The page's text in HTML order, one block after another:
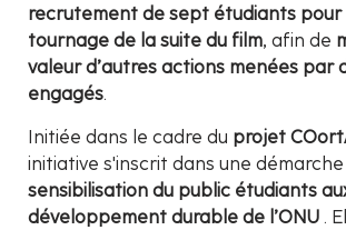
recrutement de sept étudiants
tournage de la suite du film, afin de
valeur d’autres actions menées par
engagés.
Initiée dans le cadre du projet
initiative s'inscrit dans une
sensibilisation du public étudiants
développement durable de l’ONU .